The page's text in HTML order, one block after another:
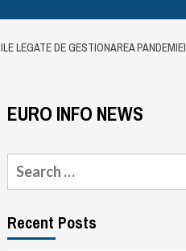
LEGATE DE GESTIONAREA
EURO INFO NEWS
Search
for:
Recent Posts